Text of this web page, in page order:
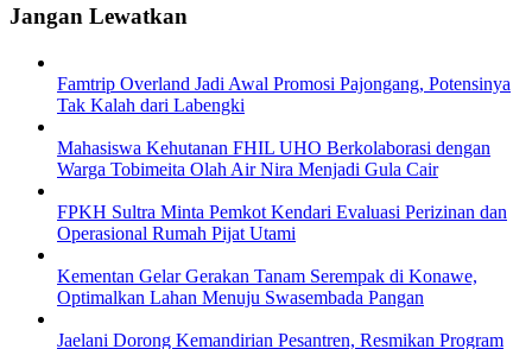
Jangan Lewatkan
Famtrip Overland Jadi Awal Promosi Pajongang, Potensinya
Tak Kalah dari Labengki
Mahasiswa Kehutanan FHIL UHO Berkolaborasi dengan
Warga Tobimeita Olah Air Nira Menjadi Gula Cair
FPKH Sultra Minta Pemkot Kendari Evaluasi Perizinan dan
Operasional Rumah Pijat Utami
Kementan Gelar Gerakan Tanam Serempak di Konawe,
Optimalkan Lahan Menuju Swasembada Pangan
Jaelani Dorong Kemandirian Pesantren, Resmikan Program